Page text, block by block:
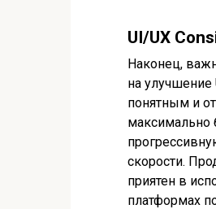
UI/UX
Наконец,
на улучшение
понятным и
максимально
скорости.
приятен в
платформах